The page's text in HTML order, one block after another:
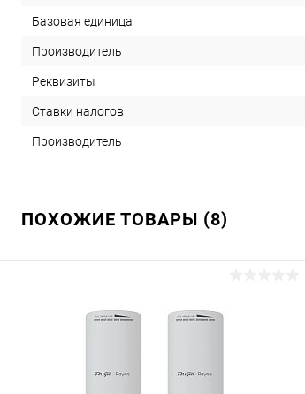
Базовая единица
Производитель
Реквизиты
Ставки налогов
Производитель
ПОХОЖИЕ ТОВАРЫ (8)